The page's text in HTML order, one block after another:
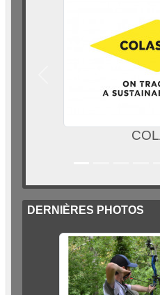
DERNIÈRES PHOTOS